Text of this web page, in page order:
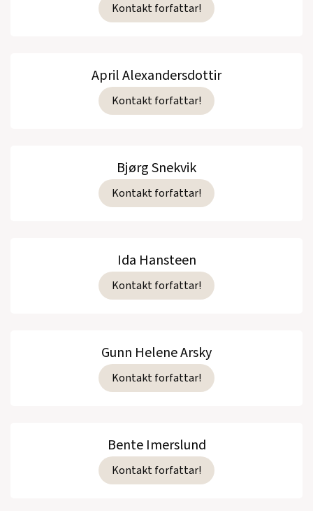
Kontakt forfattar!
April Alexandersdottir
Kontakt forfattar!
Bjørg Snekvik
Kontakt forfattar!
Ida Hansteen
Kontakt forfattar!
Gunn Helene Arsky
Kontakt forfattar!
Bente Imerslund
Kontakt forfattar!